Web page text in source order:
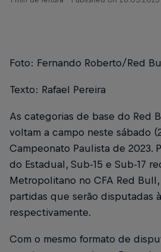
Foto: Fernando Roberto/Red
Texto: Rafael Pereira
As categorias de base do Red
voltam a campo neste sábado
Campeonato Paulista de 2023.
do Estadual, Sub-15 e Sub-17
Metropolitano no CFA Red Bull,
partidas que serão disputadas
respectivamente.
Com o mesmo formato de